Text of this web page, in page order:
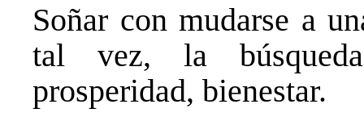
Soñar con mudarse a
tal vez, la
prosperidad, bienestar.